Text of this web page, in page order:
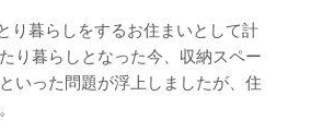
り暮らしをするお住まいとして計
り暮らしとなった今、収納スペー
いった問題が浮上しましたが、住